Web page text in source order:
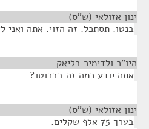
ינון אזולאי (ש"ס)
בנטו. תסתכל. זה הזוי. אתה ואני
היו"ר ולדימיר בליאק
אתה יודע כמה זה בברוטו?
ינון אזולאי (ש"ס)
בערך 75 אלף שקלים.